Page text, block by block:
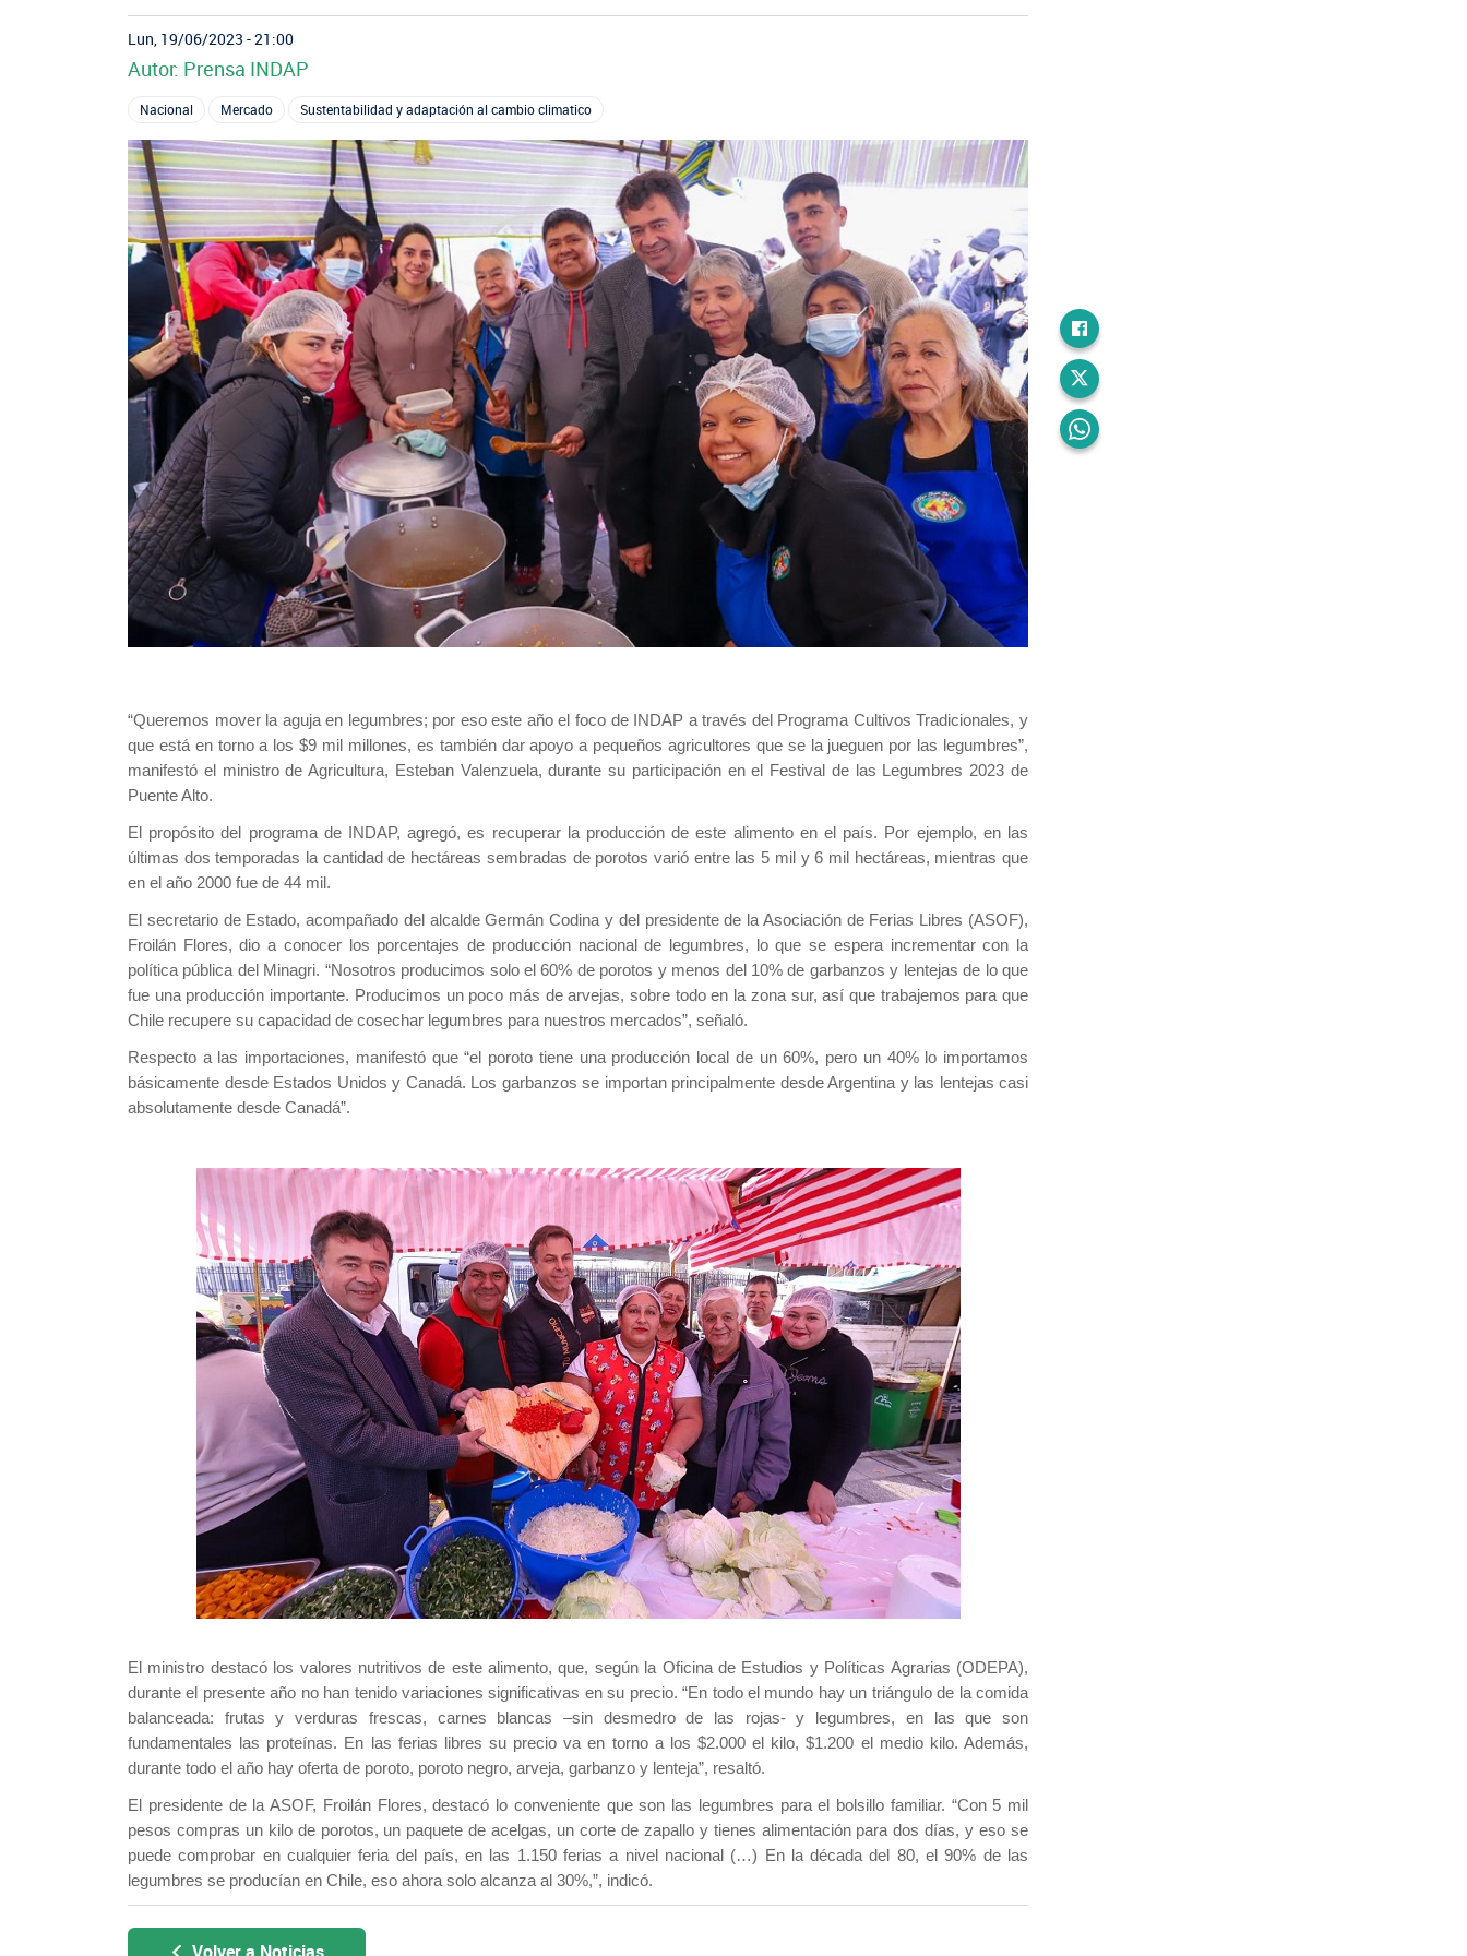
Indicadores de Gestión
Trabaje en INDAP
Ver todos los Programas
Concursos de Fomento
Lun, 19/06/2023 - 21:00
Autor: Prensa INDAP
Nacional Mercado Sustentabilidad y adaptación al cambio climatico
“Queremos mover la aguja en legumbres; por eso este año el foco de INDAP a través del Programa Cultivos Tradicionales, y
que está en torno a los $9 mil millones, es también dar apoyo a pequeños agricultores que se la jueguen por las legumbres”,
manifestó el ministro de Agricultura, Esteban Valenzuela, durante su participación en el Festival de las Legumbres 2023 de
Puente Alto.
El propósito del programa de INDAP, agregó, es recuperar la producción de este alimento en el país. Por ejemplo, en las
últimas dos temporadas la cantidad de hectáreas sembradas de porotos varió entre las 5 mil y 6 mil hectáreas, mientras que
en el año 2000 fue de 44 mil.
El secretario de Estado, acompañado del alcalde Germán Codina y del presidente de la Asociación de Ferias Libres (ASOF),
Froilán Flores, dio a conocer los porcentajes de producción nacional de legumbres, lo que se espera incrementar con la
política pública del Minagri. “Nosotros producimos solo el 60% de porotos y menos del 10% de garbanzos y lentejas de lo que
fue una producción importante. Producimos un poco más de arvejas, sobre todo en la zona sur, así que trabajemos para que
Chile recupere su capacidad de cosechar legumbres para nuestros mercados”, señaló.
Respecto a las importaciones, manifestó que “el poroto tiene una producción local de un 60%, pero un 40% lo importamos
básicamente desde Estados Unidos y Canadá. Los garbanzos se importan principalmente desde Argentina y las lentejas casi
absolutamente desde Canadá”.
El ministro destacó los valores nutritivos de este alimento, que, según la Oficina de Estudios y Políticas Agrarias (ODEPA),
durante el presente año no han tenido variaciones significativas en su precio. “En todo el mundo hay un triángulo de la comida
balanceada: frutas y verduras frescas, carnes blancas –sin desmedro de las rojas- y legumbres, en las que son
fundamentales las proteínas. En las ferias libres su precio va en torno a los $2.000 el kilo, $1.200 el medio kilo. Además,
durante todo el año hay oferta de poroto, poroto negro, arveja, garbanzo y lenteja”, resaltó.
El presidente de la ASOF, Froilán Flores, destacó lo conveniente que son las legumbres para el bolsillo familiar. “Con 5 mil
pesos compras un kilo de porotos, un paquete de acelgas, un corte de zapallo y tienes alimentación para dos días, y eso se
puede comprobar en cualquier feria del país, en las 1.150 ferias a nivel nacional (…) En la década del 80, el 90% de las
legumbres se producían en Chile, eso ahora solo alcanza al 30%,”, indicó.